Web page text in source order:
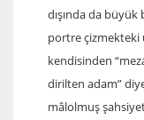
dışında da büyük
portre çizmekteki
kendisinden
dirilten adam”
mâlolmuş